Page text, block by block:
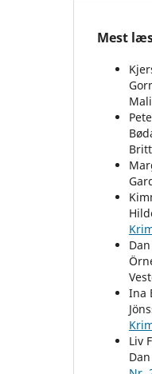
Mest
Ina
Liv